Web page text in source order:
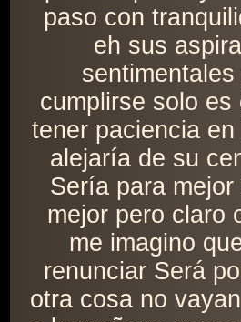
paso con
eh sus
cumplirse solo es
tener paciencia
alejaría de su
Sería para
mejor pero claro
me imagino
renunciar Será
otra cosa no